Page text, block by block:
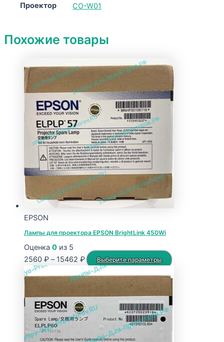
Проектор CO-W01
Похожие товары
EPSON
Лампы для проектора EPSON BrightLink 450Wi
Оценка 0 из 5
2560 ₽ – 15462 ₽Диапазон
цен:
2560 ₽
–
15462 ₽
Выберите параметры
Этот
несколько
вариаций.
можно